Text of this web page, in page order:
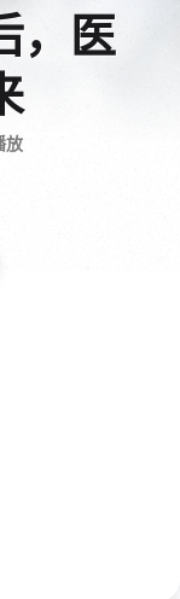
，医
放